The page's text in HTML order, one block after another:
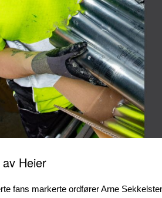
Heier
fans markerte ordfører Arne